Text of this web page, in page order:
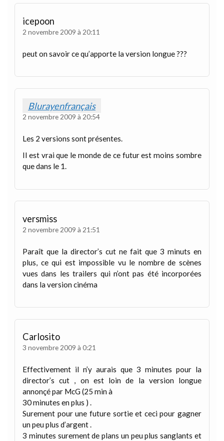
icepoon
2 novembre 2009 à 20:11
peut on savoir ce qu’apporte la version longue ???
Blurayenfrançais
2 novembre 2009 à 20:54
Les 2 versions sont présentes.
Il est vrai que le monde de ce futur est moins sombre
que dans le 1.
versmiss
2 novembre 2009 à 21:51
Paraît que la director’s cut ne fait que 3 minuts en
plus, ce qui est impossible vu le nombre de scènes
vues dans les trailers qui n’ont pas été incorporées
dans la version cinéma
Carlosito
3 novembre 2009 à 0:21
Effectivement il n’y aurais que 3 minutes pour la
director’s cut , on est loin de la version longue
annonçé par McG (25 min à
30 minutes en plus ) .
Surement pour une future sortie et ceci pour gagner
un peu plus d’argent .
3 minutes surement de plans un peu plus sanglants et